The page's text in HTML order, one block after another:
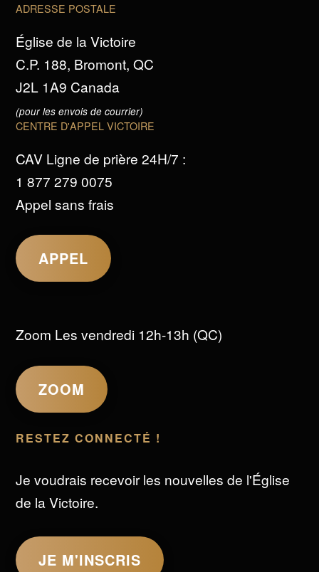
ADRESSE POSTALE
Église de la Victoire
C.P. 188, Bromont, QC
J2L 1A9 Canada
(pour les envois de courrier)
CENTRE D'APPEL VICTOIRE
CAV Ligne de prière 24H/7 :
1 877 279 0075
Appel sans frais
APPEL
Zoom Les vendredi 12h-13h (QC)
ZOOM
RESTEZ CONNECTÉ !
Je voudrais recevoir les nouvelles de l'Église
de la Victoire.
JE M'INSCRIS